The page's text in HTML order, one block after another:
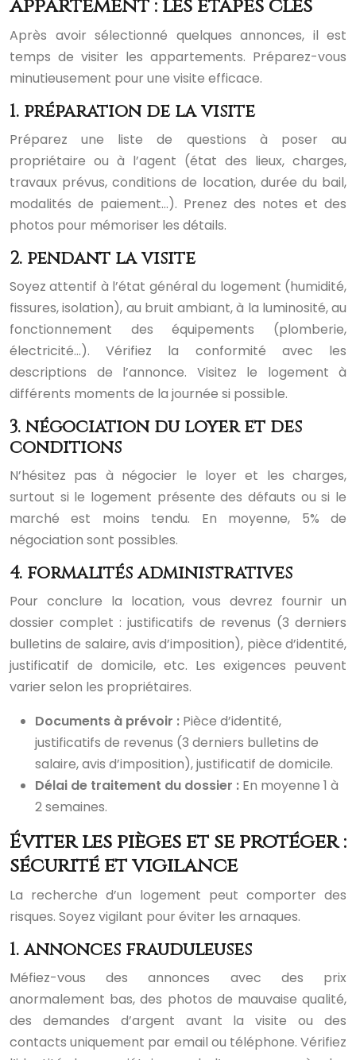
appartement : les étapes clés
Après avoir sélectionné quelques annonces, il est
temps de visiter les appartements. Préparez-vous
minutieusement pour une visite efficace.
1. préparation de la visite
Préparez une liste de questions à poser au
propriétaire ou à l’agent (état des lieux, charges,
travaux prévus, conditions de location, durée du bail,
modalités de paiement…). Prenez des notes et des
photos pour mémoriser les détails.
2. pendant la visite
Soyez attentif à l’état général du logement (humidité,
fissures, isolation), au bruit ambiant, à la luminosité, au
fonctionnement des équipements (plomberie,
électricité…). Vérifiez la conformité avec les
descriptions de l’annonce. Visitez le logement à
différents moments de la journée si possible.
3. négociation du loyer et des
conditions
N’hésitez pas à négocier le loyer et les charges,
surtout si le logement présente des défauts ou si le
marché est moins tendu. En moyenne, 5% de
négociation sont possibles.
4. formalités administratives
Pour conclure la location, vous devrez fournir un
dossier complet : justificatifs de revenus (3 derniers
bulletins de salaire, avis d’imposition), pièce d’identité,
justificatif de domicile, etc. Les exigences peuvent
varier selon les propriétaires.
Documents à prévoir : Pièce d’identité,
justificatifs de revenus (3 derniers bulletins de
salaire, avis d’imposition), justificatif de domicile.
Délai de traitement du dossier : En moyenne 1 à
2 semaines.
Éviter les pièges et se protéger :
sécurité et vigilance
La recherche d’un logement peut comporter des
risques. Soyez vigilant pour éviter les arnaques.
1. annonces frauduleuses
Méfiez-vous des annonces avec des prix
anormalement bas, des photos de mauvaise qualité,
des demandes d’argent avant la visite ou des
contacts uniquement par email ou téléphone. Vérifiez